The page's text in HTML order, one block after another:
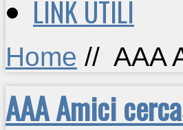
LINK UTILI
Home // AAA
AAA Amici